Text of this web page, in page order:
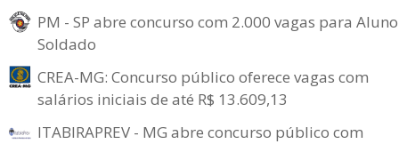
PM - SP abre concurso com 2.000 vagas para
Soldado
CREA-MG: Concurso público oferece vagas com
salários iniciais de até R$ 13.609,13
ITABIRAPREV - MG abre concurso público com